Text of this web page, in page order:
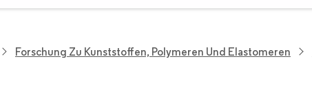
Forschung Zu Kunststoffen, Polymeren Und Elastomeren